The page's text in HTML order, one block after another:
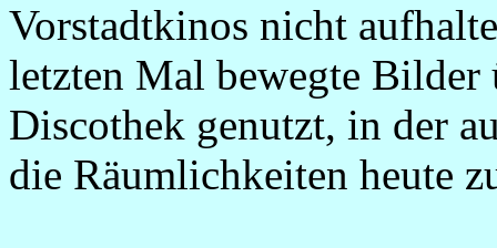
Vorstadtkinos nicht
letzten Mal bewegte Bilder
Discothek genutzt, in der
die Räumlichkeiten heute